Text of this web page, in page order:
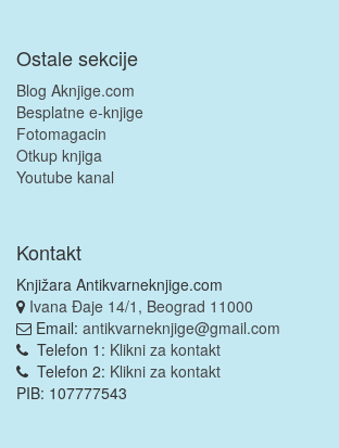
Ostale sekcije
Blog Aknjige.com
Besplatne e-knjige
Fotomagacin
Otkup knjiga
Youtube kanal
Kontakt
Knjižara Antikvarneknjige.com
Ivana Đaje 14/1, Beograd 11000
Email: antikvarneknjige@gmail.com
Telefon 1: Klikni za kontakt
Telefon 2: Klikni za kontakt
PIB: 107777543